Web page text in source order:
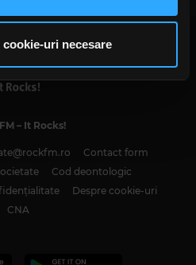
site-ul nostru. Aceștia le
oferite de dvs. sau culese
În cazul în care alegeți să
ul nostru, sunteți de acord
uri necesare
– It Rocks!
Contact form
Cod deontologic
Despre cookie-uri
CNA